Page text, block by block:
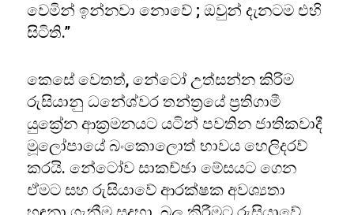
වෙමින් ඉන්නවා නොවේ ; ඔවුන් දැනටම එහි
සිටිති.”
කෙසේ වෙතත්, නේටෝ උත්සන්න කිරිම
රුසියානු ධනේශ්වර තන්ත්‍රයේ ප්‍රතිගාමී
යුක්‍රේන ආක්‍රමනයට යටින් පවතින ජාතිකවාදී
මූලෝපායේ බංකොලොත් භාවය හෙලිදරව්
කරයි. නේටෝව සාකච්ඡා මේසයට ගෙන
ඒමට සහ රුසියාවේ ආරක්ෂක අවශ්‍යතා